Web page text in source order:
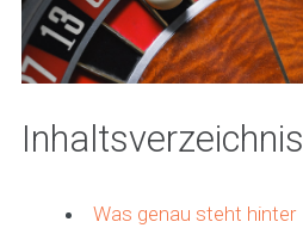
Inhaltsverzeichnis
Was genau steht hinter